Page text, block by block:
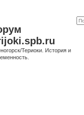
Териоки. История и